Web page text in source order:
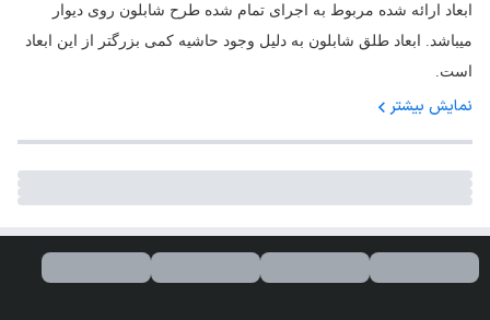
ابعاد ارائه شده مربوط به اجرای تمام شده طرح شابلون روی دیوار
میباشد. ابعاد طلق شابلون به دلیل وجود حاشیه کمی بزرگتر از این ابعاد
است.
نمایش بیشتر